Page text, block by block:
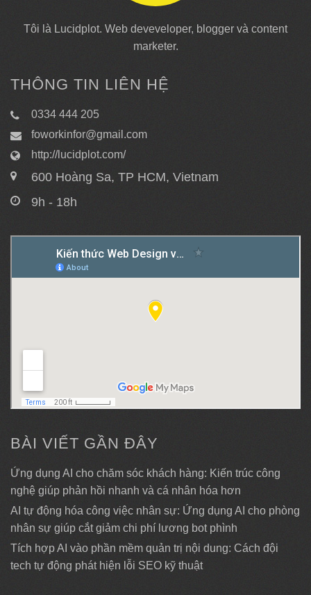
Tôi là Lucidplot. Web deveveloper, blogger và content
marketer.
THÔNG TIN LIÊN HỆ
0334 444 205
foworkinfor@gmail.com
http://lucidplot.com/
600 Hoàng Sa, TP HCM, Vietnam
9h - 18h
BÀI VIẾT GẦN ĐÂY
Ứng dụng AI cho chăm sóc khách hàng: Kiến trúc công
nghệ giúp phản hồi nhanh và cá nhân hóa hơn
AI tự động hóa công việc nhân sự: Ứng dụng AI cho phòng
nhân sự giúp cắt giảm chi phí lương bot phình
Tích hợp AI vào phần mềm quản trị nội dung: Cách đội
tech tự động phát hiện lỗi SEO kỹ thuật